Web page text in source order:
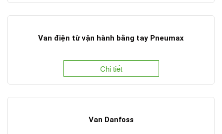
Van điện từ vận hành bằng tay Pneumax
Chi tiết
Van Danfoss